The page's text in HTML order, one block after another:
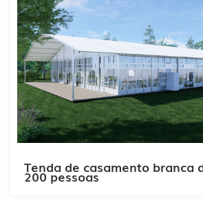
Tenda de casamento branca
200 pessoas